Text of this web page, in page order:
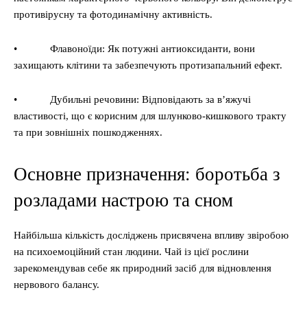
противірусну та фотодинамічну активність.
• Флавоноїди: Як потужні антиоксиданти, вони
захищають клітини та забезпечують протизапальний ефект.
• Дубильні речовини: Відповідають за в’яжучі
властивості, що є корисним для шлунково-кишкового тракту
та при зовнішніх пошкодженнях.
Основне призначення: боротьба з
розладами настрою та сном
Найбільша кількість досліджень присвячена впливу звіробою
на психоемоційний стан людини. Чай із цієї рослини
зарекомендував себе як природний засіб для відновлення
нервового балансу.